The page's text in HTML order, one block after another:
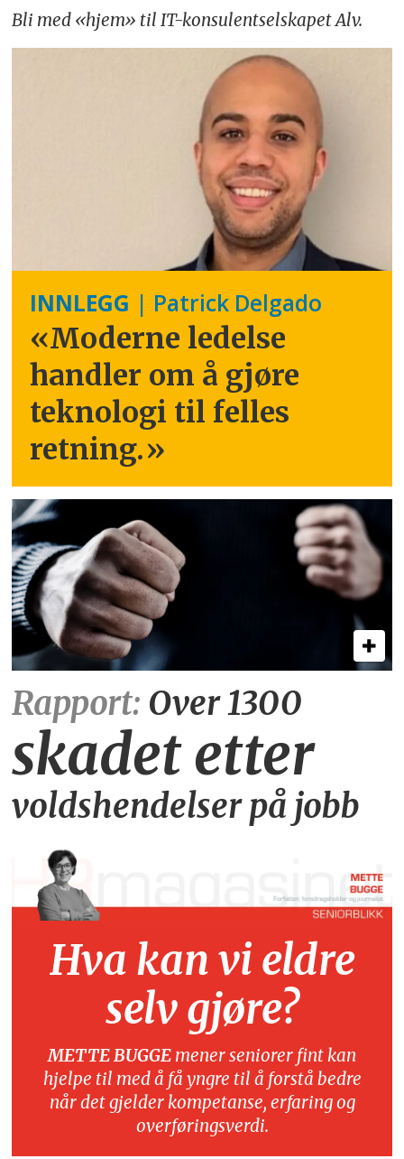
Bli med «hjem» til IT-konsulentselskapet Alv.
INNLEGG | Patrick Delgado
«Moderne ledelse
handler om å gjøre
teknologi til felles
retning.»
Rapport: Over 1300
skadet etter
voldshendelser på jobb
Hva kan vi eldre
selv gjøre?
METTE BUGGE mener seniorer fint kan
hjelpe til med å få yngre til å forstå bedre
når det gjelder kompetanse, erfaring og
overføringsverdi.